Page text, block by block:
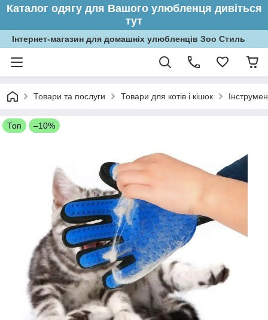
Каталог одягу для Вашого улюбленця дивіться
тут
Інтернет-магазин для домашніх улюбленців Зоо Стиль
Товари та послуги Товари для котів і кішок
Топ –10%